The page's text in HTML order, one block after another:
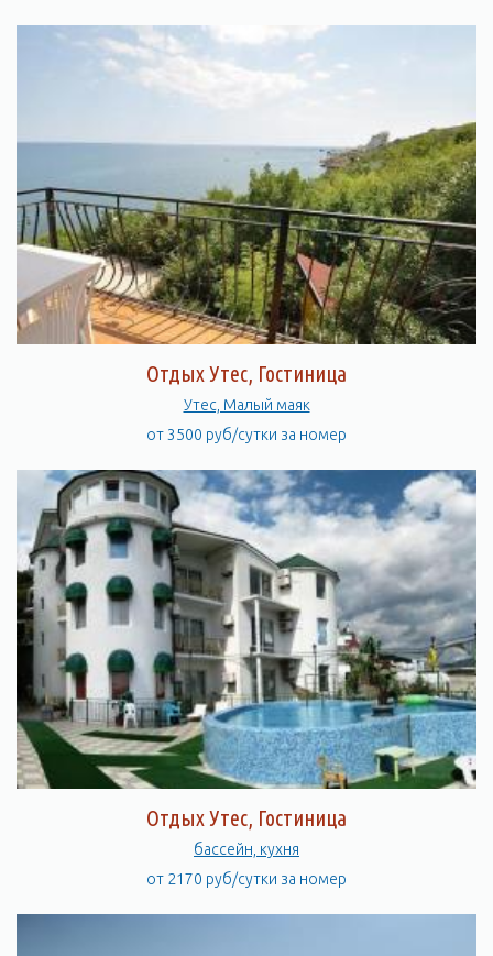
Отдых Утес, Гостиница
Утес, Малый маяк
от 3500 руб/сутки за номер
Отдых Утес, Гостиница
бассейн, кухня
от 2170 руб/сутки за номер